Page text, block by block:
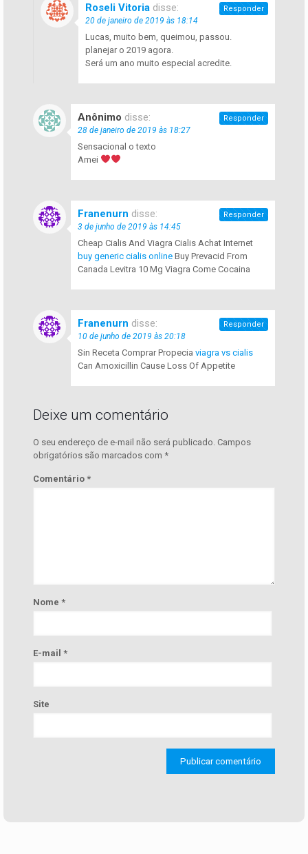
Roseli Vitoria disse:
20 de janeiro de 2019 às 18:14
Lucas, muito bem, queimou, passou.
planejar o 2019 agora.
Será um ano muito especial acredite.
Responder
Anônimo disse:
28 de janeiro de 2019 às 18:27
Sensacional o texto
Amei
Responder
Franenurn disse:
3 de junho de 2019 às 14:45
Cheap Cialis And Viagra Cialis Achat Internet
buy generic cialis online Buy Prevacid From
Canada Levitra 10 Mg Viagra Come Cocaina
Responder
Franenurn disse:
10 de junho de 2019 às 20:18
Sin Receta Comprar Propecia viagra vs cialis
Can Amoxicillin Cause Loss Of Appetite
Responder
Deixe um comentário
O seu endereço de e-mail não será publicado. Campos
obrigatórios são marcados com *
Comentário *
Nome *
E-mail *
Site